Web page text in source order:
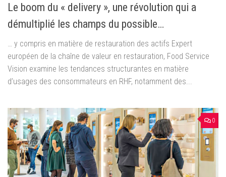
Le boom du « delivery », une révolution qui a
démultiplié les champs du possible…
… y compris en matière de restauration des actifs Expert
européen de la chaîne de valeur en restauration, Food Service
Vision examine les tendances structurantes en matière
d’usages des consommateurs en RHF, notamment des...
0